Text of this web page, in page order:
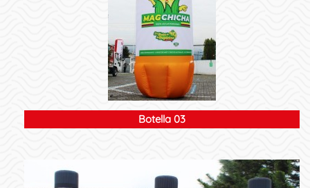
Botella 03